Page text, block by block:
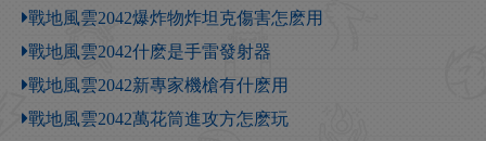
戰地風雲2042爆炸物炸坦克傷害怎麽用
戰地風雲2042什麽是手雷發射器
戰地風雲2042新專家機槍有什麽用
戰地風雲2042萬花筒進攻方怎麽玩